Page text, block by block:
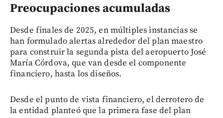
Preocupaciones acumuladas
Desde finales de 2025, en múltiples instancias se
han formulado alertas alrededor del plan maestro
para construir la segunda pista del aeropuerto José
María Córdova, que van desde el componente
financiero, hasta los diseños.
Desde el punto de vista financiero, el derrotero de
la entidad planteó que la primera fase del plan